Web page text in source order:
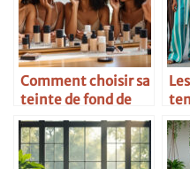
Comment choisir sa
teinte de fond de
teint idéale